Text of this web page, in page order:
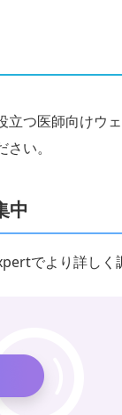
つ医師向けウ
い。
中
でより詳しく